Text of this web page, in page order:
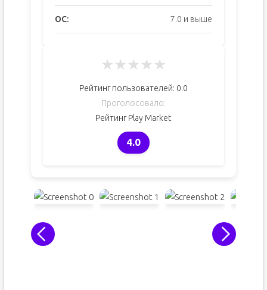
ОС: 7.0 и выше
★★★★★
Рейтинг пользователей: 0.0
Проголосовало:
Рейтинг Play Market
4.0